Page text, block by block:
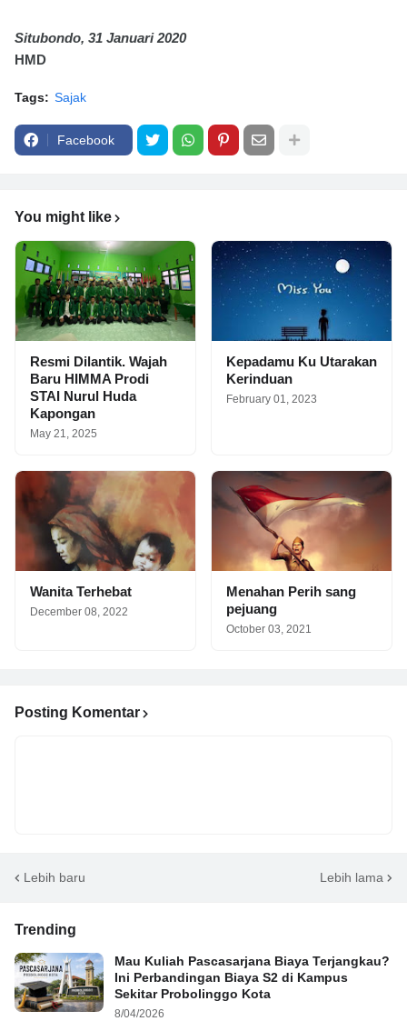
Situbondo, 31 Januari 2020
HMD
Tags: Sajak
Facebook
You might like
Resmi Dilantik. Wajah
Baru HIMMA Prodi
STAI Nurul Huda
Kapongan
May 21, 2025
Kepadamu Ku Utarakan
Kerinduan
February 01, 2023
Wanita Terhebat
December 08, 2022
Menahan Perih sang
pejuang
October 03, 2021
Posting Komentar
Lebih baru Lebih lama
Trending
Mau Kuliah Pascasarjana Biaya Terjangkau?
Ini Perbandingan Biaya S2 di Kampus
Sekitar Probolinggo Kota
8/04/2026